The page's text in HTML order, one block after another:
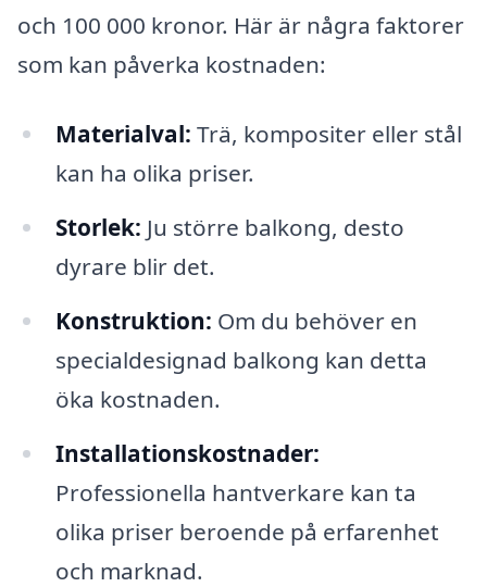
och 100 000 kronor. Här är några faktorer
som kan påverka kostnaden:
Materialval: Trä, kompositer eller stål
kan ha olika priser.
Storlek: Ju större balkong, desto
dyrare blir det.
Konstruktion: Om du behöver en
specialdesignad balkong kan detta
öka kostnaden.
Installationskostnader:
Professionella hantverkare kan ta
olika priser beroende på erfarenhet
och marknad.